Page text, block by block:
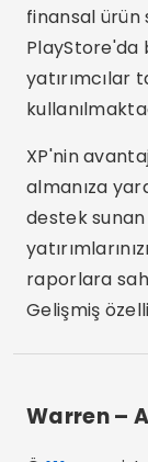
finansal ürün
PlayStore'da
yatırımcılar
XP'nin
almanıza
destek
raporlara
Gelişmiş
Warren –